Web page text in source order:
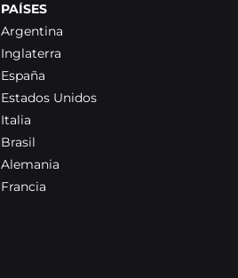
PAÍSES
Argentina
Inglaterra
España
Estados Unidos
Italia
Brasil
Alemania
Francia